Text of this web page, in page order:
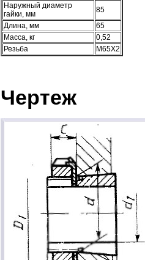
Наружный диаметр
гайки, мм
85
Длина, мм
65
Масса, кг
0,52
Резьба
M65X2
Чертеж